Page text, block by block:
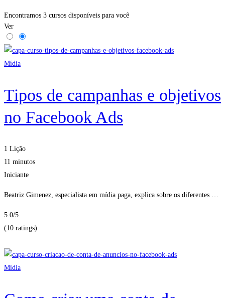
Encontramos 3 cursos disponíveis para você
Ver
Mídia
Tipos de campanhas e objetivos
no Facebook Ads
1 Lição
11 minutos
Iniciante
Beatriz Gimenez, especialista em mídia paga, explica sobre os diferentes …
5.0/5
(10 ratings)
Mídia